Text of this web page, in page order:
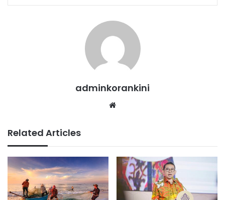
adminkorankini
Related Articles